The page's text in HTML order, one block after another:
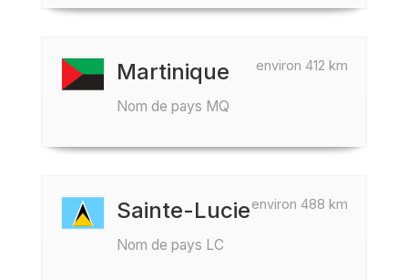
environ 412 km
Martinique
Nom de pays MQ
environ 488 km
Sainte-Lucie
Nom de pays LC